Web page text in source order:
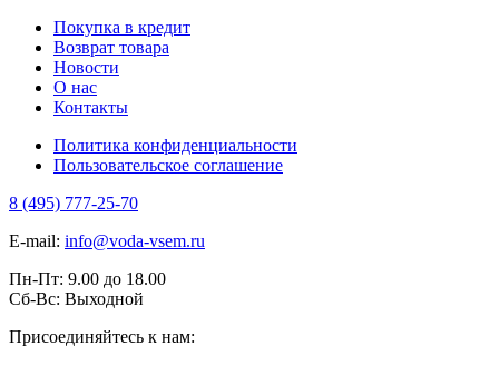
Покупка в кредит
Возврат товара
Новости
О нас
Контакты
Политика конфиденциальности
Пользовательское соглашение
8 (495) 777-25-70
E-mail: info@voda-vsem.ru
Пн-Пт: 9.00 до 18.00
Сб-Вс: Выходной
Присоединяйтесь к нам: